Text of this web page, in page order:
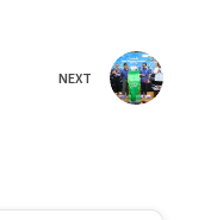
NEXT